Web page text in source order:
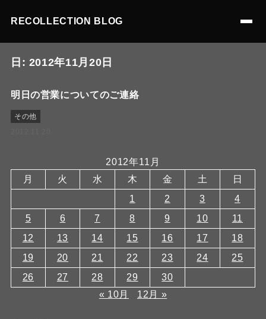
RECOLLECTION BLOG
日: 2012年11月20日
明日の営業についてのご連絡
その他
2012年11月
月
火 水 木 金 土
日
1
2 3
4
5
6 7 8 9 10
11
12
13 14 15 16 17
18
19
20 21 22 23 24
25
26
27 28 29
30
« 10月
12月 »